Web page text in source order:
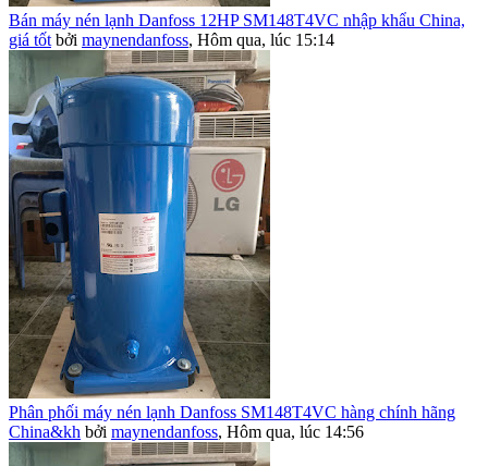
Bán máy nén lạnh Danfoss 12HP SM148T4VC nhập khẩu China,
giá tốt bởi maynendanfoss, Hôm qua, lúc 15:14
Phân phối máy nén lạnh Danfoss SM148T4VC hàng chính hãng
China&kh bởi maynendanfoss, Hôm qua, lúc 14:56